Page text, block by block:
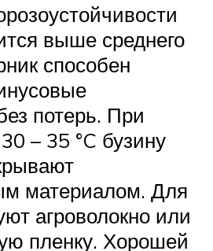
выше среднего
способен
потерь. При
– 35 °C бузину
материалом. Для
агроволокно или
пленку. Хорошей